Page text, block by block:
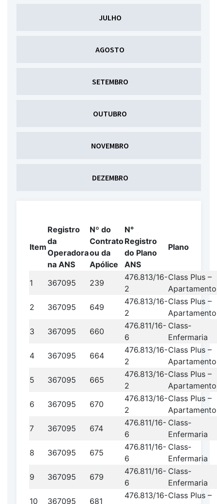
JULHO
AGOSTO
SETEMBRO
OUTUBRO
NOVEMBRO
DEZEMBRO
Item
Registro
da
Operadora
na ANS
Nº do
Contrato
ou da
Apólice
N°
Registro
do Plano
ANS
Plano
1 367095 239
476.813/16-
2
Class Plus –
Apartamento
2
367095 649
476.813/16-
2
Class Plus –
Apartamento
3
367095 660
476.811/16-
6
Class-
Enfermaria
4
367095 664
476.813/16-
2
Class Plus –
Apartamento
5
367095 665
476.813/16-
2
Class Plus –
Apartamento
6
367095 670
476.813/16-
2
Class Plus –
Apartamento
7
367095 674
476.811/16-
6
Class-
Enfermaria
8
367095 675
476.811/16-
6
Class-
Enfermaria
9
367095 679
476.811/16-
6
Class-
Enfermaria
10
367095 681
476.813/16-Class Plus –